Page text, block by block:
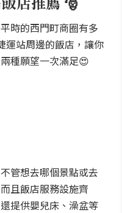
時的西門町商圈有多
運站周邊的飯店，讓你
種願望一次滿足😍
管想去哪個景點或去
且飯店服務設施齊
提供嬰兒床、澡盆等